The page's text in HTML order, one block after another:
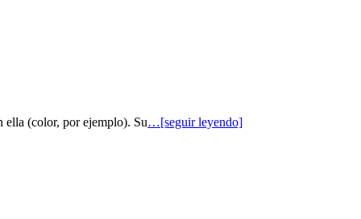
ella (color, por ejemplo). Su…[seguir leyendo]